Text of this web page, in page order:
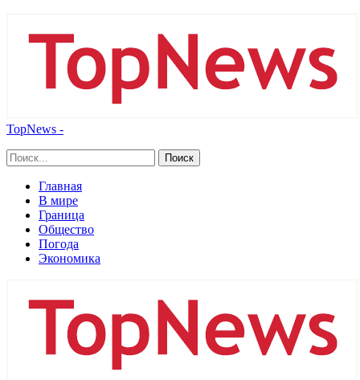
TopNews -
Главная
В мире
Граница
Общество
Погода
Экономика